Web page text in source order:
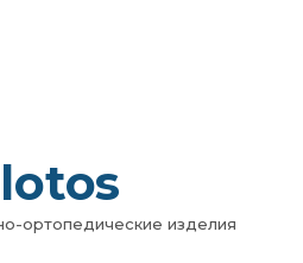
ортопедические изделия